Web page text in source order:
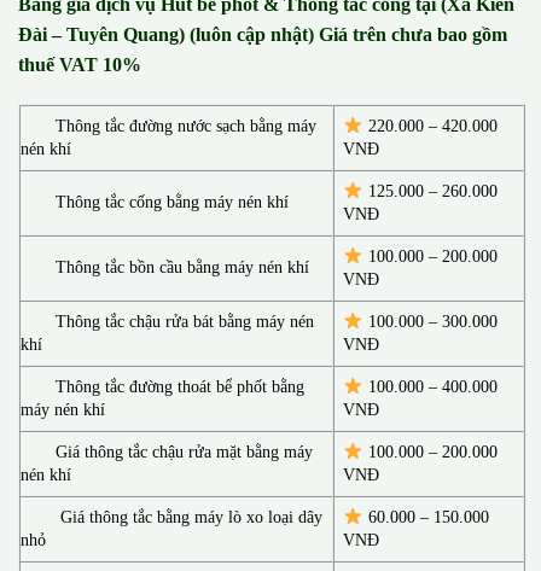
Đài – Tuyên Quang) (luôn cập nhật) Giá trên chưa bao gồm
thuế VAT 10%
Thông tắc đường nước sạch bằng máy
nén khí
220.000 – 420.000
VNĐ
Thông tắc cống bằng máy nén khí
125.000 – 260.000
VNĐ
Thông tắc bồn cầu bằng máy nén khí
100.000 – 200.000
VNĐ
Thông tắc chậu rửa bát bằng máy nén
khí
100.000 – 300.000
VNĐ
Thông tắc đường thoát bể phốt bằng
máy nén khí
100.000 – 400.000
VNĐ
Giá thông tắc chậu rửa mặt bằng máy
nén khí
100.000 – 200.000
VNĐ
Giá thông tắc bằng máy lò xo loại dây
nhỏ
60.000 – 150.000
VNĐ